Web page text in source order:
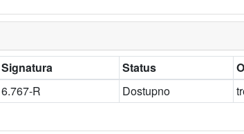
Signatura Status
6.767-R Dostupno